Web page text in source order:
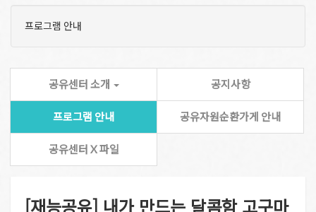
프로그램 안내
공유센터 소개 공지사항
프로그램 안내 공유자원순환가게 안내
공유센터 X 파일
[재능공유] 내가 만드는 달콤함 고구마